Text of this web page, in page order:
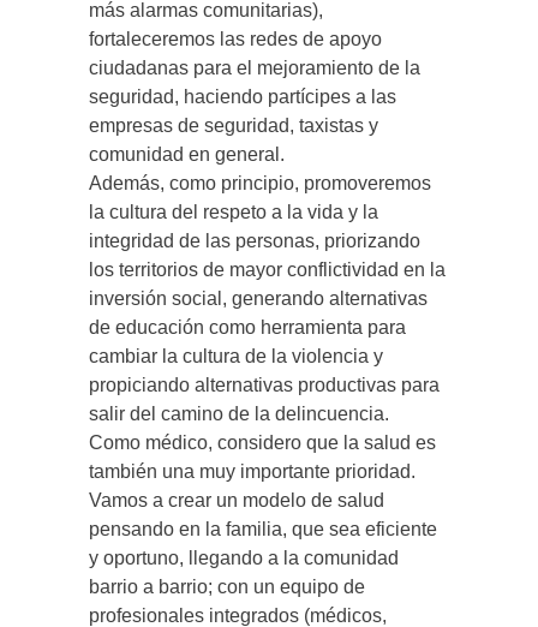
más alarmas comunitarias),
fortaleceremos las redes de apoyo
ciudadanas para el mejoramiento de la
seguridad, haciendo partícipes a las
empresas de seguridad, taxistas y
comunidad en general.
Además, como principio, promoveremos
la cultura del respeto a la vida y la
integridad de las personas, priorizando
los territorios de mayor conflictividad en la
inversión social, generando alternativas
de educación como herramienta para
cambiar la cultura de la violencia y
propiciando alternativas productivas para
salir del camino de la delincuencia.
Como médico, considero que la salud es
también una muy importante prioridad.
Vamos a crear un modelo de salud
pensando en la familia, que sea eficiente
y oportuno, llegando a la comunidad
barrio a barrio; con un equipo de
profesionales integrados (médicos,